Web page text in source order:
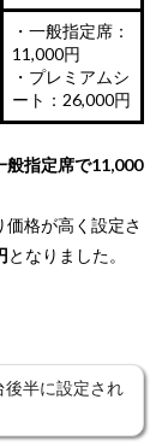
・一般指定席：
11,000円
・プレミアムシ
ート：26,000円
般指定席で11,000
格が高く設定さ
となりました。
後半に設定され